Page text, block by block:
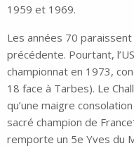
1959 et 1969.
Les années 70
précédente. Pourtant,
championnat en 1973,
18 face à Tarbes). Le
qu’une maigre
sacré champion de
remporte un 5e Yves du